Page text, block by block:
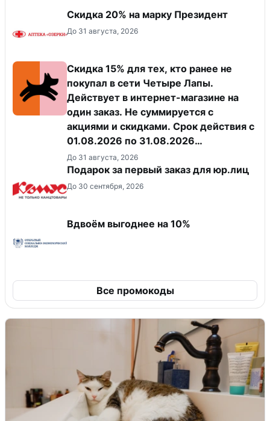
Скидка 20% на марку Президент
До 31 августа, 2026
Скидка 15% для тех, кто ранее не
покупал в сети Четыре Лапы.
Действует в интернет-магазине на
один заказ. Не суммируется с
акциями и скидками. Срок действия с
01.08.2026 по 31.08.2026
(включительно).
До 31 августа, 2026
Подарок за первый заказ для юр.лиц
До 30 сентября, 2026
Вдвоём выгоднее на 10%
Все промокоды